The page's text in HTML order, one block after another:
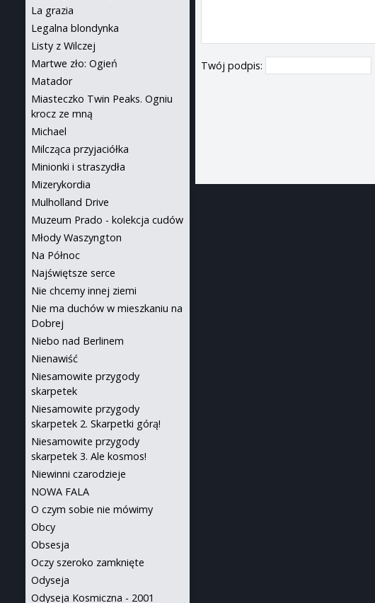
Twój podpis:
La grazia
Legalna blondynka
Listy z Wilczej
Martwe zło: Ogień
Matador
Miasteczko Twin Peaks. Ogniu
krocz ze mną
Michael
Milcząca przyjaciółka
Minionki i straszydła
Mizerykordia
Mulholland Drive
Muzeum Prado - kolekcja cudów
Młody Waszyngton
Na Północ
Najświętsze serce
Nie chcemy innej ziemi
Nie ma duchów w mieszkaniu na
Dobrej
Niebo nad Berlinem
Nienawiść
Niesamowite przygody
skarpetek
Niesamowite przygody
skarpetek 2. Skarpetki górą!
Niesamowite przygody
skarpetek 3. Ale kosmos!
Niewinni czarodzieje
NOWA FALA
O czym sobie nie mówimy
Obcy
Obsesja
Oczy szeroko zamknięte
Odyseja
Odyseja Kosmiczna - 2001